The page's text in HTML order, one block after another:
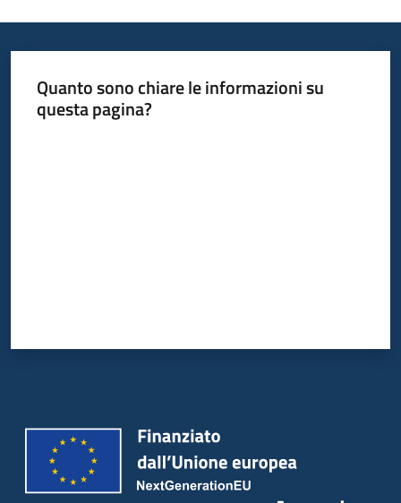
Quanto sono chiare le informazioni su
questa pagina?